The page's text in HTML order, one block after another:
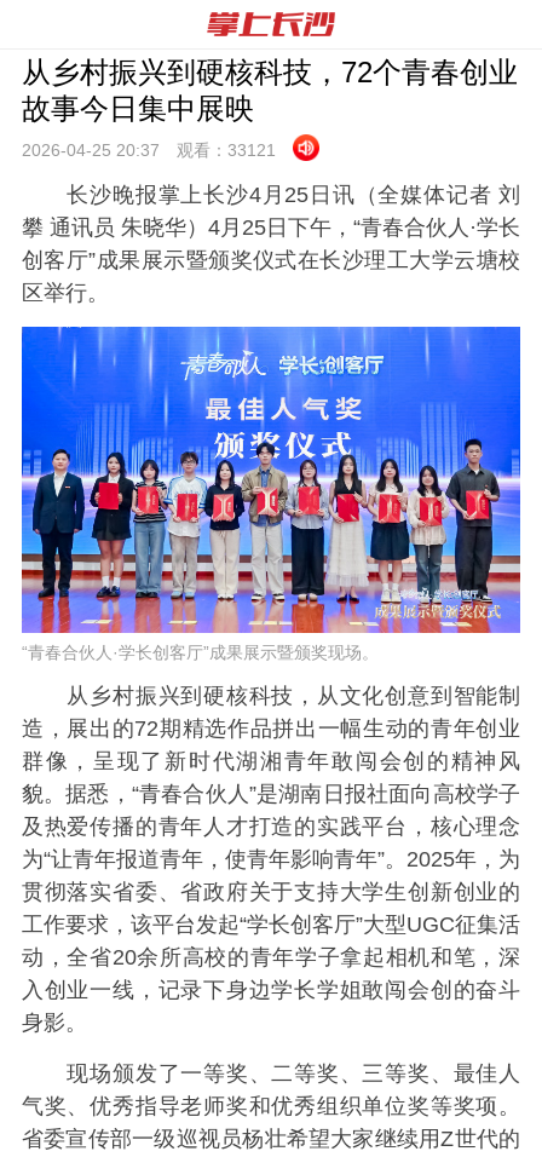
从乡村振兴到硬核科技，72个青春创业
故事今日集中展映
2026-04-25 20:37 观看： 33121
长沙晚报掌上长沙4月25日讯（全媒体记者 刘
攀 通讯员 朱晓华）4月25日下午，“青春合伙人·学长
创客厅”成果展示暨颁奖仪式在长沙理工大学云塘校
区举行。
“青春合伙人·学长创客厅”成果展示暨颁奖现场。
从乡村振兴到硬核科技，从文化创意到智能制
造，展出的72期精选作品拼出一幅生动的青年创业
群像，呈现了新时代湖湘青年敢闯会创的精神风
貌。据悉，“青春合伙人”是湖南日报社面向高校学子
及热爱传播的青年人才打造的实践平台，核心理念
为“让青年报道青年，使青年影响青年”。2025年，为
贯彻落实省委、省政府关于支持大学生创新创业的
工作要求，该平台发起“学长创客厅”大型UGC征集活
动，全省20余所高校的青年学子拿起相机和笔，深
入创业一线，记录下身边学长学姐敢闯会创的奋斗
身影。
现场颁发了一等奖、二等奖、三等奖、最佳人
气奖、优秀指导老师奖和优秀组织单位奖等奖项。
省委宣传部一级巡视员杨壮希望大家继续用Z世代的